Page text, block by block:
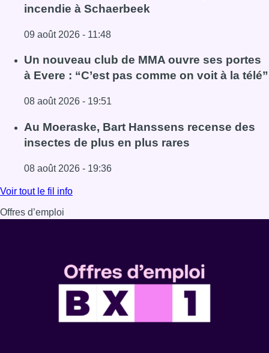
incendie à Schaerbeek
09 août 2026 - 11:48
Lire l'article Deux personnes hospitalisées après un
Un nouveau club de MMA ouvre ses portes
à Evere : “C’est pas comme on voit à la télé”
08 août 2026 - 19:51
Lire l'article Un nouveau club de MMA ouvre ses portes à
Au Moeraske, Bart Hanssens recense des
insectes de plus en plus rares
08 août 2026 - 19:36
Lire l'article Au Moeraske, Bart Hanssens recense des
Voir tout le fil info
Offres d’emploi